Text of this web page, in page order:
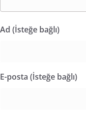
Ad (İsteğe bağlı)
E-posta (İsteğe bağlı)